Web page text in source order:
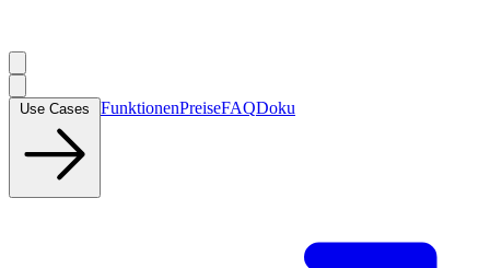
FunktionenPreiseFAQDoku